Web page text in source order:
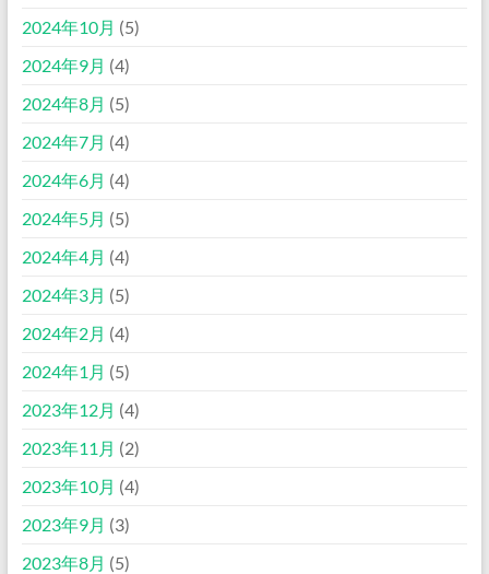
2024年10月 (5)
2024年9月 (4)
2024年8月 (5)
2024年7月 (4)
2024年6月 (4)
2024年5月 (5)
2024年4月 (4)
2024年3月 (5)
2024年2月 (4)
2024年1月 (5)
2023年12月 (4)
2023年11月 (2)
2023年10月 (4)
2023年9月 (3)
2023年8月 (5)